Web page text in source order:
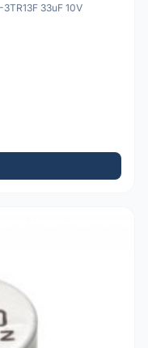
33uF 10V